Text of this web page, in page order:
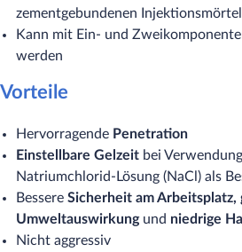
zementgebundenen
Kann mit Ein- und
werden
Vorteile
Hervorragende Penetration
Einstellbare Gelzeit bei
Natriumchlorid-Lösung (NaCl) als
Bessere Sicherheit am Arbeitsplatz,
Umweltauswirkung und niedrige
Nicht aggressiv